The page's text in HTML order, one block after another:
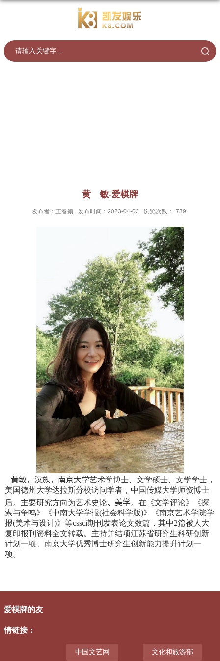
黄 敏-爱棋牌
发布者：王春颖 发布时间：2023-04-03 浏览次数： 739
黄敏，汉族，南京大学艺术学博士、文学硕士、文学学士，
美国德州大学达拉斯分校访问学者，中国传媒大学师资博士
后。主要研究方向为艺术史论、 美学。在《文学评论》《探
索与争鸣》《中南大学学报(社会科学版)》《南京艺术学院学
报(美术与设计)》等cssci期刊发表论文数篇，其中2篇被人大
复印报刊资料全文转载。主持并结项江苏省研究生科研创新
计划一项、南京大学优秀博士研究生创新能力提升计划一
项。
爱棋牌的友
情链接：
中国文艺网 文化和旅游部